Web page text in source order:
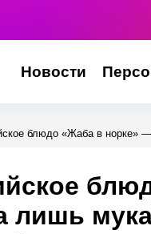
Новости
блюдо «Жаба в норке»
лишь